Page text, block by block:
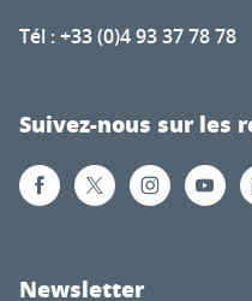
Tél : +33 (0)4 93 37 78 78
Suivez-nous sur les
Newsletter